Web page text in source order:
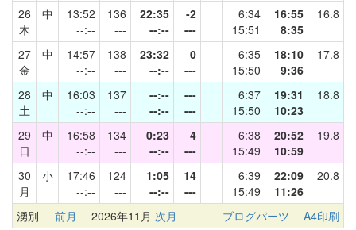
26
木
中
13:52
--:--
136
---
22:35
--:--
-2
---
6:34
15:51
16:55
8:35
16.8
27
金
中
14:57
--:--
138
---
23:32
--:--
0
---
6:35
15:50
18:10
9:36
17.8
28
土
中
16:03
--:--
137
---
--:--
--:--
---
---
6:37
15:50
19:31
10:23
18.8
29
日
中
16:58
--:--
134
---
0:23
--:--
4
---
6:38
15:49
20:52
10:59
19.8
30
月
小
17:46
--:--
124
---
1:05
--:--
14
---
6:39
15:49
22:09
11:26
20.8
湧別 前月 2026年11月 次月 ブログパーツ A4印刷